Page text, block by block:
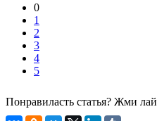
0
1
2
3
4
5
Понравиласть статья? Жми